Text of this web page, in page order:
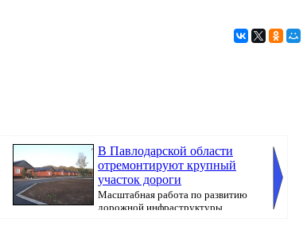
В Павлодарской области
отремонтируют крупный
участок дороги
Масштабная работа по развитию
дорожной инфраструктуры